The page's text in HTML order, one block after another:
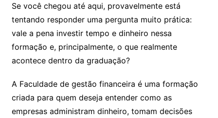
Se você chegou até aqui, provavelmente está
tentando responder uma pergunta muito prática:
vale a pena investir tempo e dinheiro nessa
formação e, principalmente, o que realmente
acontece dentro da graduação?
A Faculdade de gestão financeira é uma formação
criada para quem deseja entender como as
empresas administram dinheiro, tomam decisões